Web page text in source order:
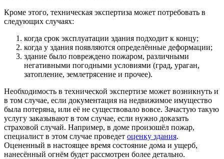
Кроме этого, техническая экспертиза может потребовать в
следующих случаях:
когда срок эксплуатации здания подходит к концу;
когда у здания появляются определённые деформации;
здание было повреждено пожаром, различными
негативными погодными условиями (град, ураган,
затопление, землетрясение и прочее).
Необходимость в технической экспертизе может возникнуть и
в том случае, если документация на недвижимое имущество
была потеряна, или её не существовало вовсе. Зачастую такую
услугу заказывают в том случае, если нужно доказать
страховой случай. Например, в доме произошёл пожар,
специалист в этом случае проведет оценку здания.
Оцененный в настоящее время состояние дома и ущерб,
нанесённый огнём будет рассмотрен более детально.